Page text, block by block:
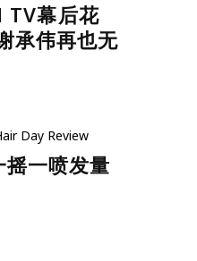
TV幕后花
承伟再也无
Day Review
一喷发量